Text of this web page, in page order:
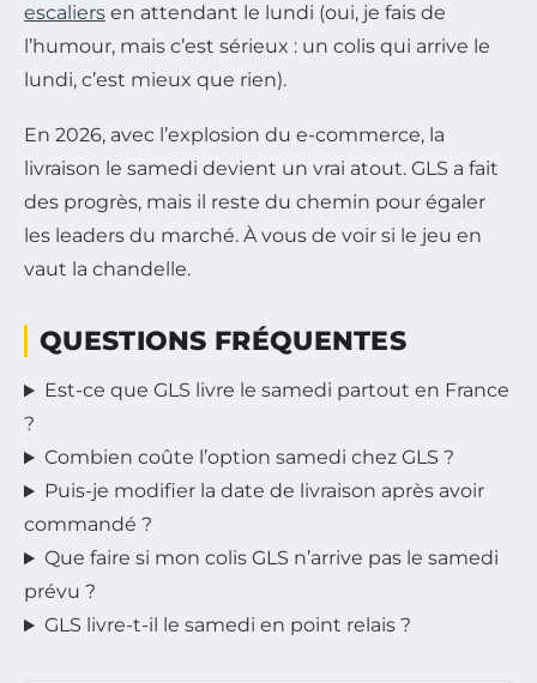
escaliers en attendant le lundi (oui, je fais de
l’humour, mais c’est sérieux : un colis qui arrive le
lundi, c’est mieux que rien).
En 2026, avec l’explosion du e-commerce, la
livraison le samedi devient un vrai atout. GLS a fait
des progrès, mais il reste du chemin pour égaler
les leaders du marché. À vous de voir si le jeu en
vaut la chandelle.
QUESTIONS FRÉQUENTES
Est-ce que GLS livre le samedi partout en France
?
Combien coûte l’option samedi chez GLS ?
Puis-je modifier la date de livraison après avoir
commandé ?
Que faire si mon colis GLS n’arrive pas le samedi
prévu ?
GLS livre-t-il le samedi en point relais ?